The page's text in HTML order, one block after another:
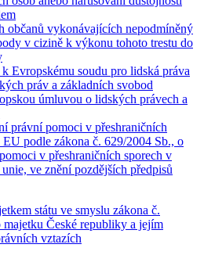
občanů vykonávajících nepodmíněný
v cizině k výkonu tohoto trestu do
Evropskému soudu pro lidská práva
práv a základních svobod
úmluvou o lidských právech a
právní pomoci v přeshraničních
podle zákona č. 629/2004 Sb., o
v přeshraničních sporech v
ve znění pozdějších předpisů
státu ve smyslu zákona č.
majetku České republiky a jejím
vztazích